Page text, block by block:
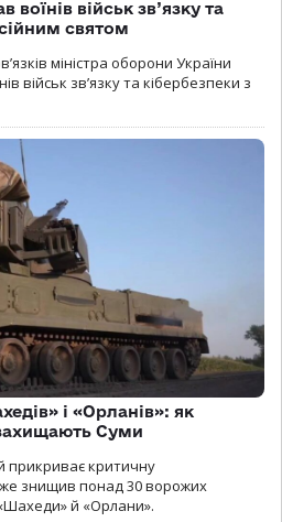
воїнів військ зв’язку та
святом
міністра оборони України
військ зв’язку та кібербезпеки з
і «Орланів»: як
захищають Суми
прикриває критичну
знищив понад 30 ворожих
й «Орлани».